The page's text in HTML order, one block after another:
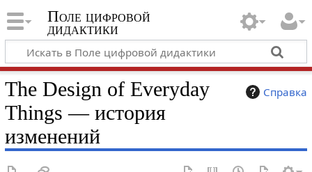
Поле цифровой
дидактики
Справка
The Design of Everyday
Things — история
изменений